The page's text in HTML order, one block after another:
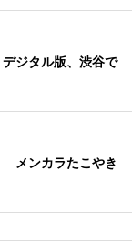
ジタル版、渋谷で
メンカラたこやき